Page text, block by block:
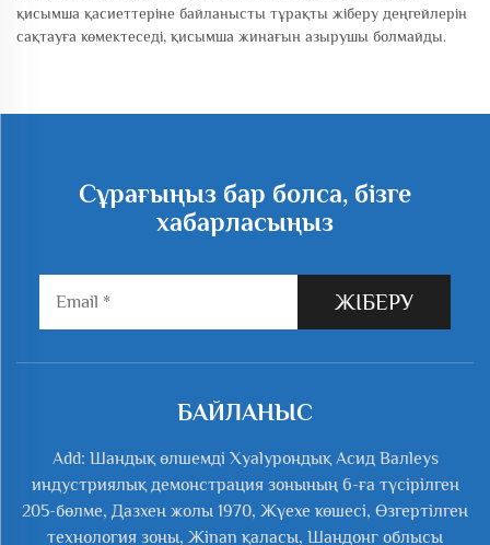
қисымша қасиеттеріне байланысты тұрақты жіберу деңгейлерін
сақтауға көмектеседі, қисымша жинағын азырушы болмайды.
Сұрағыңыз бар болса, бізге
хабарласыңыз
ЖІБЕРУ
БАЙЛАНЫС
Add: Шандық өлшемді Хyalурондық Асид Валleys
индустриялық демонстрация зонының 6-ға түсірілген
205-бөлме, Дазхен жолы 1970, Жүехе көшесі, Өзгертілген
технология зоны, Жinan қаласы, Шандонг облысы